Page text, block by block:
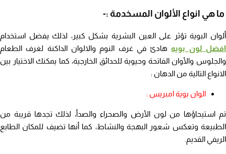
ما هي انواع الألوان المسخدمة :-
ألوان البوية تؤثر على العين البشرية بشكل كبير، لذلك يفضل استخدام
افضل لون بويههادئ في غرف النوم والالوان الداكنة لغرف الطعام
والجلوس والأوان الفاتحة وحيوية للحدائق الخارجية، كما يمكنك الاختيار بين
الانواع التالية من الدهان :
الوان بوية امبريس :
تم استيحاؤها من لون الأرض والصحراء والصدأ، لذلك تجدها قريبة من
الطبيعة وتعكس شعور البهجة والنشاط، كما أنها تضيف للمكان الطابع
الريفي القديم.